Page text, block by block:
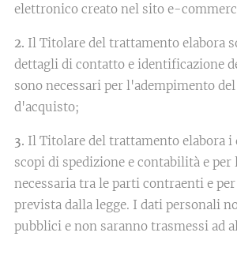
elettronico creato nel sito e-
2. Il Titolare del trattamento elabora
dettagli di contatto e identificazione
sono necessari per l'adempimento
d'acquisto;
3. Il Titolare del trattamento elabora i
scopi di spedizione e contabilità e
necessaria tra le parti contraenti e
prevista dalla legge. I dati personali
pubblici e non saranno trasmessi ad